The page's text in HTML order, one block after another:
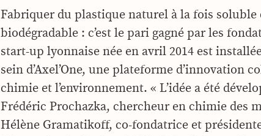
Fabriquer du plastique naturel à la fois soluble
biodégradable : c’est le pari gagné par les
start-up lyonnaise née en avril 2014 est
sein d’Axel’One, une plateforme d’innovation
chimie et l’environnement. « L’idée a été
Frédéric Prochazka, chercheur en chimie des
Hélène Gramatikoff, co-fondatrice et